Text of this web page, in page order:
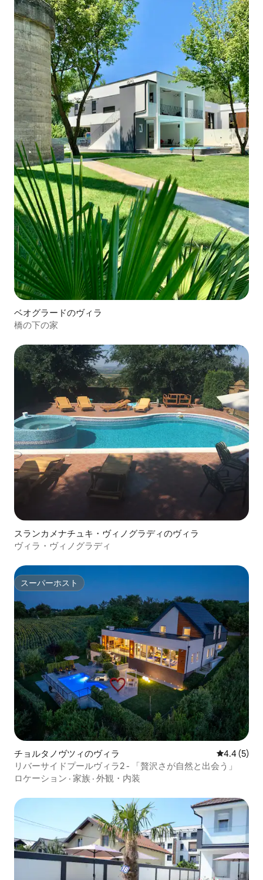
ベオグラードのヴィラ
橋の下の家
スランカメナチュキ・ヴィノグラディのヴィラ
ヴィラ・ヴィノグラディ
スーパーホスト
スーパーホスト
チョルタノヴツィのヴィラ レビュー5
4.4 (5)
リバーサイドプールヴィラ2 - 「贅沢さが自然と出会う」
ロケーション · 家族 · 外観・内装